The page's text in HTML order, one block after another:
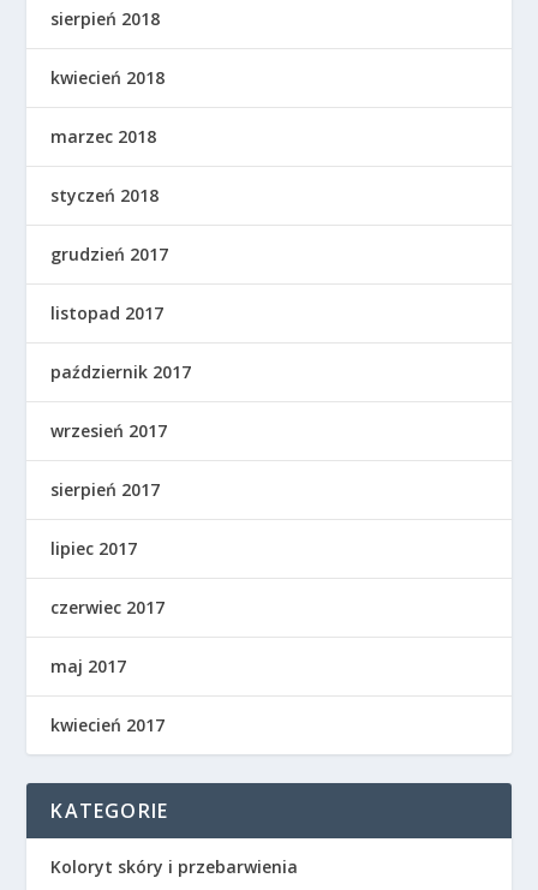
sierpień 2018
kwiecień 2018
marzec 2018
styczeń 2018
grudzień 2017
listopad 2017
październik 2017
wrzesień 2017
sierpień 2017
lipiec 2017
czerwiec 2017
maj 2017
kwiecień 2017
KATEGORIE
Koloryt skóry i przebarwienia